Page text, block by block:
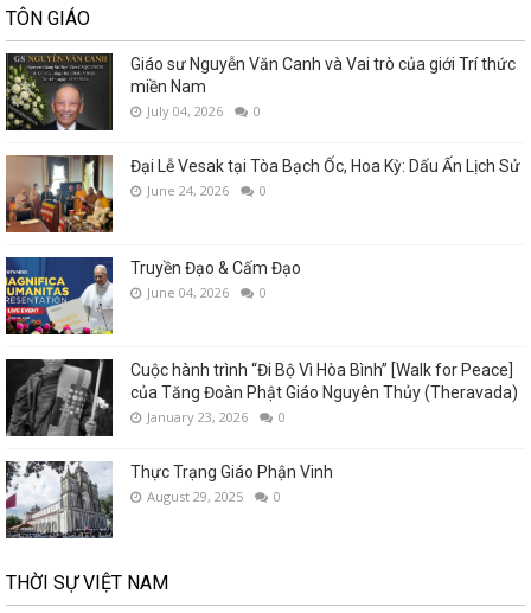
TÔN GIÁO
Giáo sư Nguyễn Văn Canh và Vai trò của giới Trí thức
miền Nam
July 04, 2026 0
Đại Lễ Vesak tại Tòa Bạch Ốc, Hoa Kỳ: Dấu Ấn Lịch Sử
June 24, 2026 0
Truyền Đạo & Cấm Đạo
June 04, 2026 0
Cuộc hành trình “Đi Bộ Vì Hòa Bình” [Walk for Peace]
của Tăng Đoàn Phật Giáo Nguyên Thủy (Theravada)
January 23, 2026 0
Thực Trạng Giáo Phận Vinh
August 29, 2025 0
THỜI SỰ VIỆT NAM